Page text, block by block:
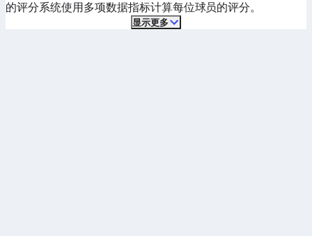
的评分系统使用多项数据指标计算每位球员的评分。
显示更多